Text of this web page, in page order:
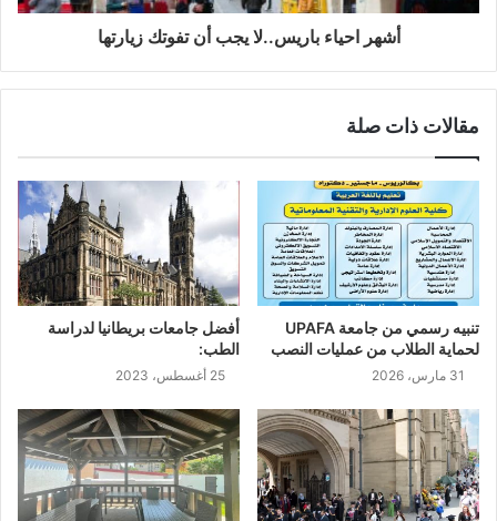
أشهر احياء باريس..لا يجب أن تفوتك زيارتها
مقالات ذات صلة
تنبيه رسمي من جامعة UPAFA
لحماية الطلاب من عمليات النصب
31 مارس، 2026
أفضل جامعات بريطانيا لدراسة
الطب:
25 أغسطس، 2023